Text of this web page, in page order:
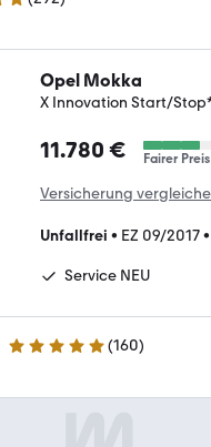
Opel Mokka
X Innovation Start/
11.780 € Fairer Preis
Versicherung
Unfallfrei • EZ 09/2017•
Service NEU
4.9 Sterne (160)